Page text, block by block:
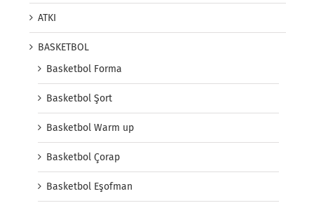
ATKI
BASKETBOL
Basketbol Forma
Basketbol Şort
Basketbol Warm up
Basketbol Çorap
Basketbol Eşofman